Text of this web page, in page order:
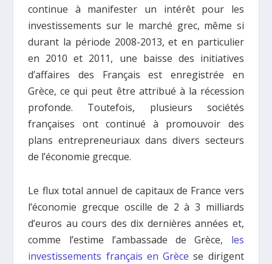
continue à manifester un intérêt pour les
investissements sur le marché grec, même si
durant la période 2008-2013, et en particulier
en 2010 et 2011, une baisse des initiatives
d’affaires des Français est enregistrée en
Grèce, ce qui peut être attribué à la récession
profonde. Toutefois, plusieurs sociétés
françaises ont continué à promouvoir des
plans entrepreneuriaux dans divers secteurs
de l’économie grecque.
Le flux total annuel de capitaux de France vers
l’économie grecque oscille de 2 à 3 milliards
d’euros au cours des dix dernières années et,
comme l’estime l’ambassade de Grèce, les
investissements français en Grèce se dirigent